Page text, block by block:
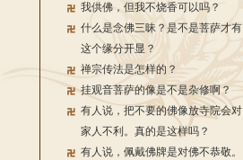
我供佛，但我不烧香可以吗？
什么是念佛三昧？是不是菩萨才有
这个缘分开显？
禅宗传法是怎样的？
挂观音菩萨的像是不是杂修啊？
有人说，把不要的佛像放寺院会对
家人不利。真的是这样吗？
有人说，佩戴佛牌是对佛不恭敬。